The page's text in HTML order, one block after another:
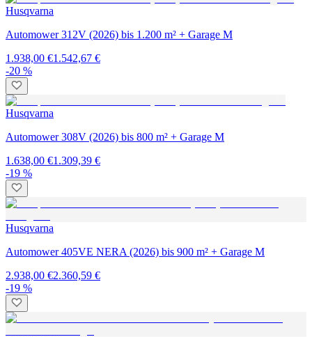
Husqvarna
Automower 312V (2026) bis 1.200 m² + Garage M
1.938,00 €1.542,67 €
-20 %
Husqvarna
Automower 308V (2026) bis 800 m² + Garage M
1.638,00 €1.309,39 €
-19 %
Husqvarna
Automower 405VE NERA (2026) bis 900 m² + Garage M
2.938,00 €2.360,59 €
-19 %